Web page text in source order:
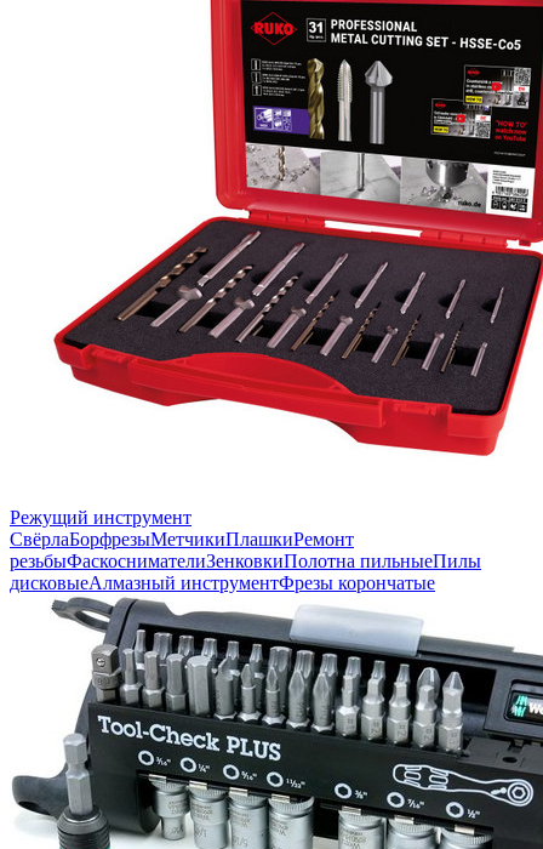
Режущий инструмент
СвёрлаБорфрезыМетчикиПлашкиРемонт
резьбыФаскоснимателиЗенковкиПолотна пильныеПилы
дисковыеАлмазный инструментФрезы корончатые